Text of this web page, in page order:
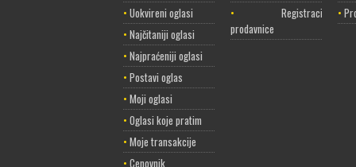
• Uokvireni oglasi
• Najčitaniji oglasi
• Najpraćeniji oglasi
• Postavi oglas
• Moji oglasi
• Oglasi koje pratim
• Moje transakcije
• Cenovnik
• Registracija
prodavnice
•